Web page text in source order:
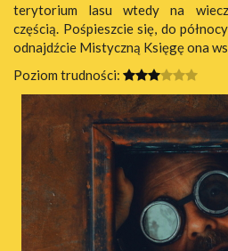
terytorium lasu wtedy na
częścią. Pośpieszcie się, do
odnajdźcie Mistyczną Księgę ona
Poziom trudności: